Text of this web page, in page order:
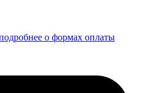
о формах оплаты